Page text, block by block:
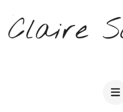
contenu